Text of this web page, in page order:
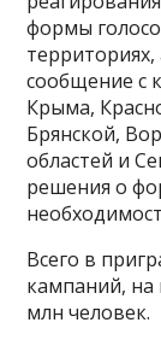
формы
сообщение с
Крыма,
Брянской,
областей и
решения о
Всего в
кампаний, на
млн человек.